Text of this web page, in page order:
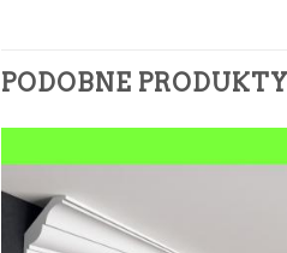
PODOBNE PRODUKTY